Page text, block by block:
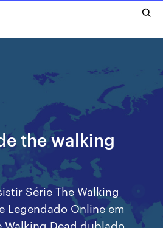
the walking
Série The Walking
Legendado Online em
Walking Dead dublado,